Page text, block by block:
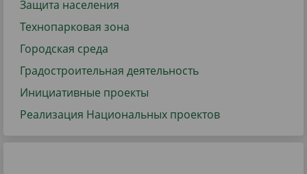
Защита населения
Технопарковая зона
Городская среда
Градостроительная деятельность
Инициативные проекты
Реализация Национальных проектов